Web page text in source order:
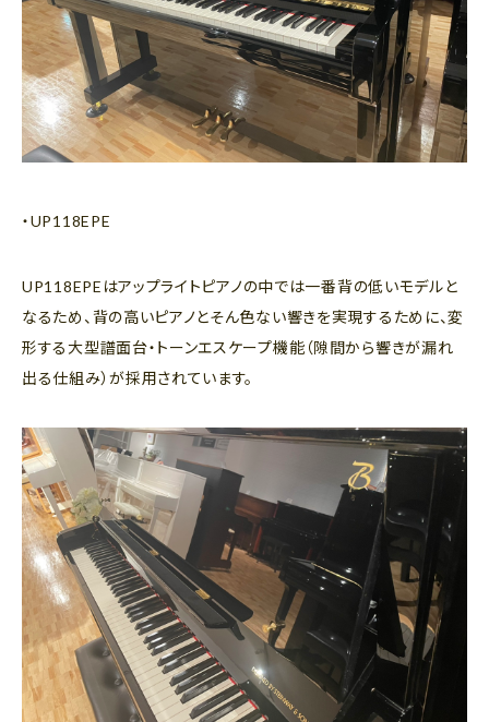
・UP118EPE
UP118EPEはアップライトピアノの中では一番背の低いモデルと
なるため、背の高いピアノとそん色ない響きを実現するために、変
形する大型譜面台・トーンエスケープ機能（隙間から響きが漏れ
出る仕組み）が採用されています。